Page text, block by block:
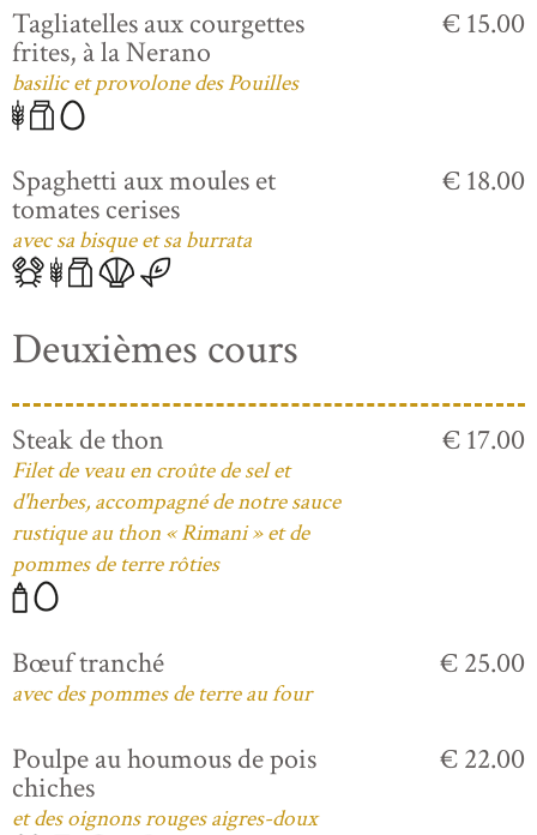
Tagliatelles aux courgettes
frites, à la Nerano
basilic et provolone des Pouilles
€ 15.00
Spaghetti aux moules et
tomates cerises
avec sa bisque et sa burrata
€ 18.00
Deuxièmes cours
Steak de thon
Filet de veau en croûte de sel et
d'herbes, accompagné de notre sauce
rustique au thon « Rimani » et de
pommes de terre rôties
€ 17.00
Bœuf tranché
avec des pommes de terre au four
€ 25.00
Poulpe au houmous de pois
chiches
et des oignons rouges aigres-doux
€ 22.00